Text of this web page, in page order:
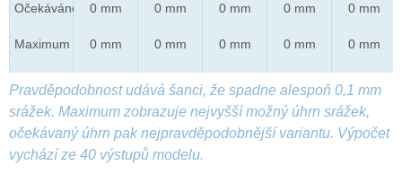
Očekáváno
Maximum
0 mm
0 mm
0 mm
0 mm
0 mm
0 mm
0 mm
0 mm
0 mm
0 mm
Pravděpodobnost udává šanci, že spadne alespoň 0,1 mm
srážek. Maximum zobrazuje nejvyšší možný úhrn srážek,
očekávaný úhrn pak nejpravděpodobnější variantu. Výpočet
vychází ze 40 výstupů modelu.